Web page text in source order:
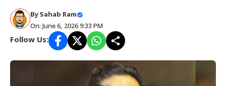
By Sahab Ram
On: June 6, 2026 9:33 PM
Follow Us: